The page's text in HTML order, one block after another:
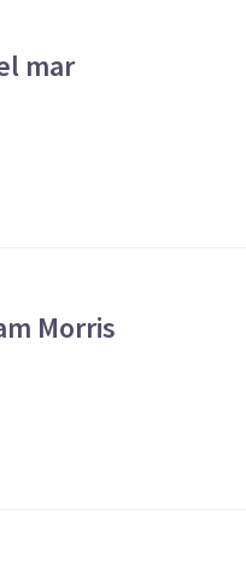
mar
Morris